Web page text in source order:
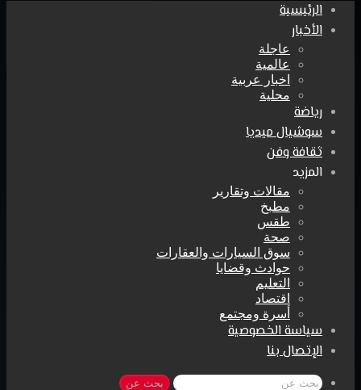
الرئيسية
الأخبار
عاجلة
عالمية
اخبار عربية
محلية
رياضة
سوشيال ميديا
ثقافة وفن
المزيد
مقالات وتقارير
مطبخ
طقس
صحة
سوق السيارات والعقارات
حوادث وقضايا
التعليم
اقتصاد
أسرة ومجتمع
سياسة الخصوصية
الإتصال بنا
بحث عن